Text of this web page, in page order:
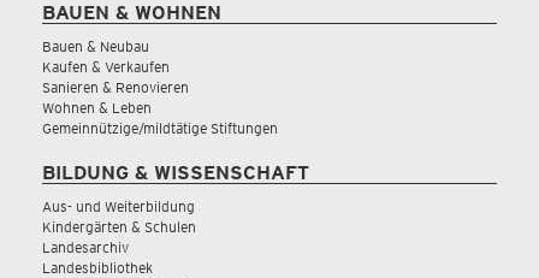
BAUEN & WOHNEN
Bauen & Neubau
Kaufen & Verkaufen
Sanieren & Renovieren
Wohnen & Leben
Gemeinnützige/mildtätige Stiftungen
BILDUNG & WISSENSCHAFT
Aus- und Weiterbildung
Kindergärten & Schulen
Landesarchiv
Landesbibliothek